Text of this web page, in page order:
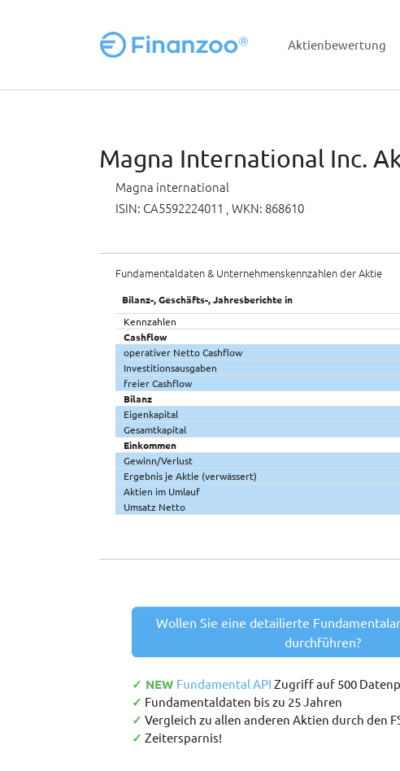
Aktienbewertung
Magna International Inc.
Magna international
ISIN: CA5592224011 , WKN: 868610
Fundamentaldaten & Unternehmenskennzahlen der Aktie
Bilanz-, Geschäfts-, Jahresberichte in
Kennzahlen
Cashflow
operativer Netto Cashflow
Investitionsausgaben
freier Cashflow
Bilanz
Eigenkapital
Gesamtkapital
Einkommen
Gewinn/Verlust
Ergebnis je Aktie (verwässert)
Aktien im Umlauf
Umsatz Netto
Wollen Sie eine detailierte
durchführen?
✓ NEW Fundamental API Zugriff auf 500
✓ Fundamentaldaten bis zu 25 Jahren
✓ Vergleich zu allen anderen Aktien durch den
✓ Zeitersparnis!